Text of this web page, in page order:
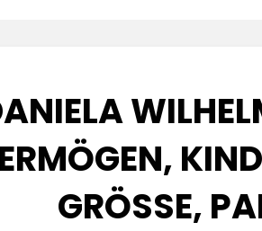
GRÖSSE,